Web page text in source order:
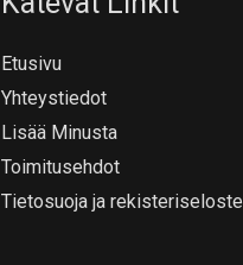
Etusivu
Yhteystiedot
Lisää Minusta
Toimitusehdot
Tietosuoja ja rekisteriseloste